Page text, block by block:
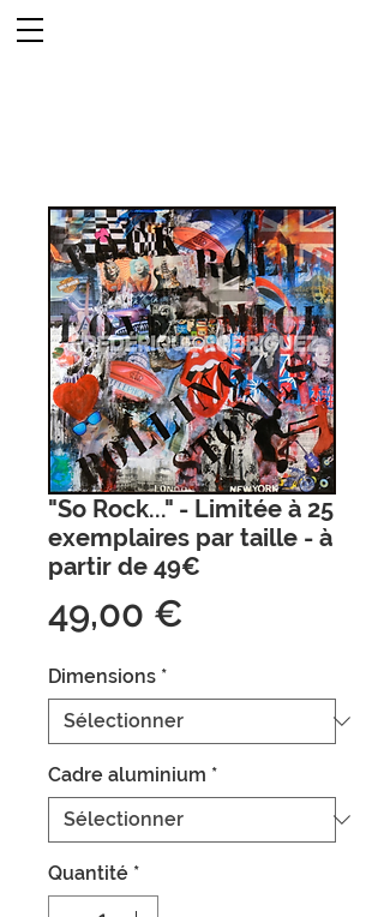
"So Rock..." - Limitée à 25
exemplaires par taille - à
partir de 49€
49,00 €
Dimensions *
Cadre aluminium *
Quantité *